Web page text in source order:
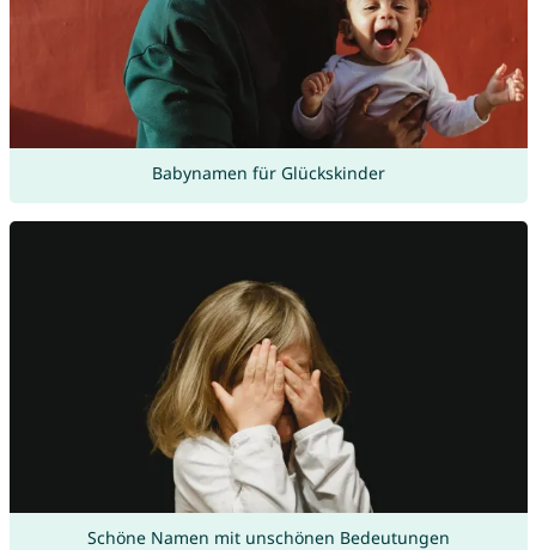
Babynamen für Glückskinder
Schöne Namen mit unschönen Bedeutungen